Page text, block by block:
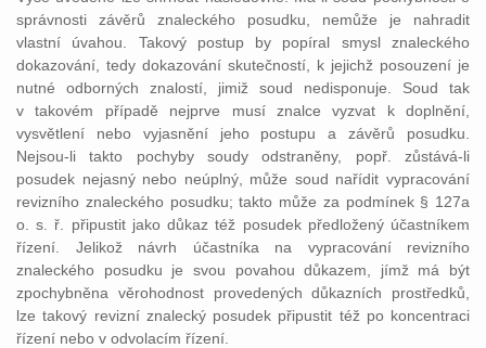
správnosti závěrů znaleckého posudku, nemůže je nahradit
vlastní úvahou. Takový postup by popíral smysl znaleckého
dokazování, tedy dokazování skutečností, k jejichž posouzení je
nutné odborných znalostí, jimiž soud nedisponuje. Soud tak
v takovém případě nejprve musí znalce vyzvat k doplnění,
vysvětlení nebo vyjasnění jeho postupu a závěrů posudku.
Nejsou-li takto pochyby soudy odstraněny, popř. zůstává-li
posudek nejasný nebo neúplný, může soud nařídit vypracování
revizního znaleckého posudku; takto může za podmínek § 127a
o. s. ř. připustit jako důkaz též posudek předložený účastníkem
řízení. Jelikož návrh účastníka na vypracování revizního
znaleckého posudku je svou povahou důkazem, jímž má být
zpochybněna věrohodnost provedených důkazních prostředků,
lze takový revizní znalecký posudek připustit též po koncentraci
řízení nebo v odvolacím řízení.